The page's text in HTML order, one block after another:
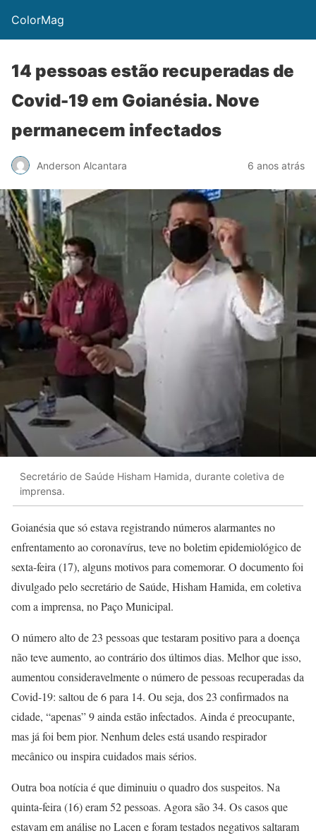
ColorMag
14 pessoas estão recuperadas de
Covid-19 em Goianésia. Nove
permanecem infectados
Anderson Alcantara 6 anos atrás
Secretário de Saúde Hisham Hamida, durante coletiva de
imprensa.
Goianésia que só estava registrando números alarmantes no
enfrentamento ao coronavírus, teve no boletim epidemiológico de
sexta-feira (17), alguns motivos para comemorar. O documento foi
divulgado pelo secretário de Saúde, Hisham Hamida, em coletiva
com a imprensa, no Paço Municipal.
O número alto de 23 pessoas que testaram positivo para a doença
não teve aumento, ao contrário dos últimos dias. Melhor que isso,
aumentou consideravelmente o número de pessoas recuperadas da
Covid-19: saltou de 6 para 14. Ou seja, dos 23 confirmados na
cidade, “apenas” 9 ainda estão infectados. Ainda é preocupante,
mas já foi bem pior. Nenhum deles está usando respirador
mecânico ou inspira cuidados mais sérios.
Outra boa notícia é que diminuiu o quadro dos suspeitos. Na
quinta-feira (16) eram 52 pessoas. Agora são 34. Os casos que
estavam em análise no Lacen e foram testados negativos saltaram